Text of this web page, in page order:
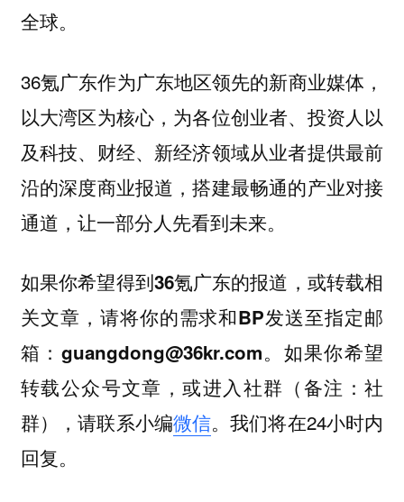
全球。
36氪广东作为广东地区领先的新商业媒体，
以大湾区为核心，为各位创业者、投资人以
及科技、财经、新经济领域从业者提供最前
沿的深度商业报道，搭建最畅通的产业对接
通道，让一部分人先看到未来。
如果你希望得到36氪广东的报道 ，或转载相
关文章 ，请将你的需求和BP发送至指定邮
箱：guangdong@36kr.com。如果你希望
转载公众号文章 ，或进入社群（备注：社
群）
，请联系小编微信。我们将在24小时内
回复。